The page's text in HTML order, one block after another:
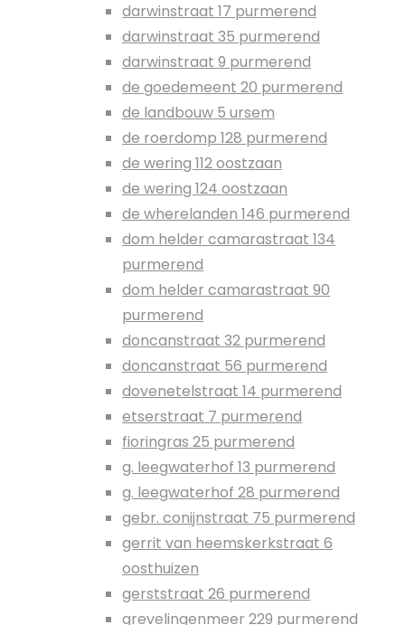
darwinstraat 17 purmerend
darwinstraat 35 purmerend
darwinstraat 9 purmerend
de goedemeent 20 purmerend
de landbouw 5 ursem
de roerdomp 128 purmerend
de wering 112 oostzaan
de wering 124 oostzaan
de wherelanden 146 purmerend
dom helder camarastraat 134
purmerend
dom helder camarastraat 90
purmerend
doncanstraat 32 purmerend
doncanstraat 56 purmerend
dovenetelstraat 14 purmerend
etserstraat 7 purmerend
fioringras 25 purmerend
g. leegwaterhof 13 purmerend
g. leegwaterhof 28 purmerend
gebr. conijnstraat 75 purmerend
gerrit van heemskerkstraat 6
oosthuizen
gerststraat 26 purmerend
grevelingenmeer 229 purmerend